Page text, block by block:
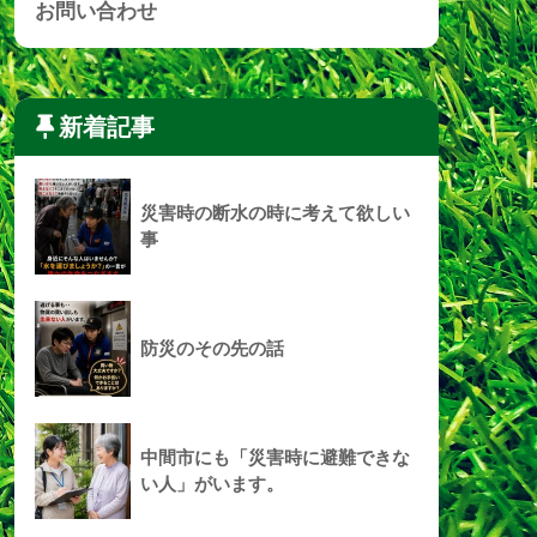
お問い合わせ
新着記事
災害時の断水の時に考えて欲しい
事
防災のその先の話
中間市にも「災害時に避難できな
い人」がいます。